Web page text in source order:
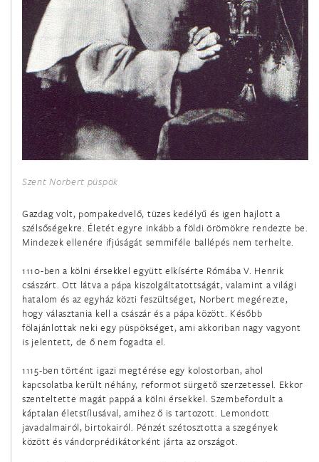
Merici Szent Angéla szűz
január 28.
Aquinói Szent Tamás áldozópap és egyháztanító
január 31.
Bosco Szent János áldozópap
február 2.
(Gyertyaszentelő Boldogasszony)
február 3.
Szent Balázs püspök és vértanú
február 4.
Szent Anszgár (Oszkár) püspök
február 5.
Szent Ágota szűz és vértanú
február 6.
Miki Szent Pál és társai, Japán vértanúk
február 8.
Szent Norbert püspök
Gazdag volt, pompakedvelő, tüzes kedélyű és igen hajlott a
szélsőségekre. Életét egyre inkább a földi örömökre rendezte be.
Mindezek ellenére ifjúságát semmiféle ballépés nem terhelte.
1110-ben a kölni érsekkel együtt elkísérte Rómába V. Henrik
császárt. Ott látva a pápa kiszolgáltatottságát, valamint a világi
hatalom és az egyház közti feszültséget, Norbert megérezte,
hogy választania kell a császár és a pápa között. Később
fölajánlottak neki egy püspökséget, ami akkoriban nagy vagyont
is jelentett, de ő nem fogadta el.
1115-ben történt igazi megtérése egy kolostorban, ahol
kapcsolatba került néhány, reformot sürgető szerzetessel. Ekkor
szenteltette magát pappá a kölni érsekkel. Szembefordult a
káptalan életstílusával, amihez ő is tartozott. Lemondott
javadalmairól, birtokairól. Pénzét szétosztotta a szegények
között és vándorprédikátorként járta az országot.